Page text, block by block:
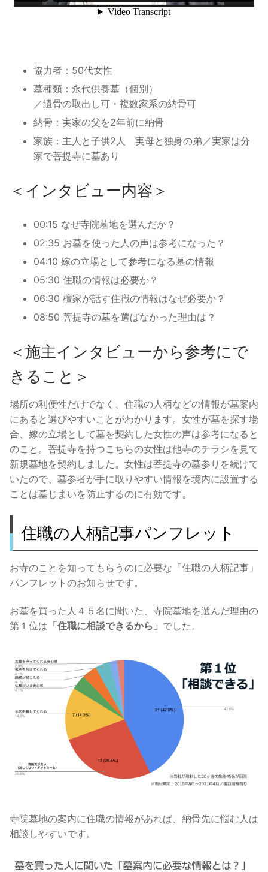
協力者：50代女性
墓種類：永代供養墓（個別）
／遺骨の取出し可・複数家系の納骨可
納骨：実家の父を2年前に納骨
家族：主人と子供2人 実母と独身の弟／実家は分
家で菩提寺に墓あり
＜インタビュー内容＞
00:15 なぜ寺院墓地を選んだか？
02:35 お墓を使った人の声は参考になった？
04:10 嫁の立場として参考になる墓の情報
05:30 住職の情報は必要か？
06:30 檀家が話す住職の情報はなぜ必要か？
08:50 菩提寺の墓を選ばなかった理由は？
＜施主インタビューから参考にで
きること＞
場所の利便性だけでなく、住職の人柄などの情報が墓案内
にあると選びやすいことがわかります。女性が墓を探す場
合、嫁の立場として墓を契約した女性の声は参考になると
のこと。菩提寺を持つこちらの女性は他寺のチラシを見て
新規墓地を契約しました。女性は菩提寺の墓参りを続けて
いたので、墓参者が手に取りやすい情報を境内に設置する
ことは墓じまいを防止するのに有効です。
住職の人柄記事パンフレット
お寺のことを知ってもらうのに必要な「住職の人柄記事」
パンフレットのお知らせです。
お墓を買った人４５名に聞いた、寺院墓地を選んだ理由の
第１位は 「住職に相談できるから」 でした。
寺院墓地の案内に住職の情報があれば、納骨先に悩む人は
相談しやすいです。